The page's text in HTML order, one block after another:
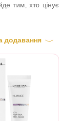
тим, хто цінує
додавання